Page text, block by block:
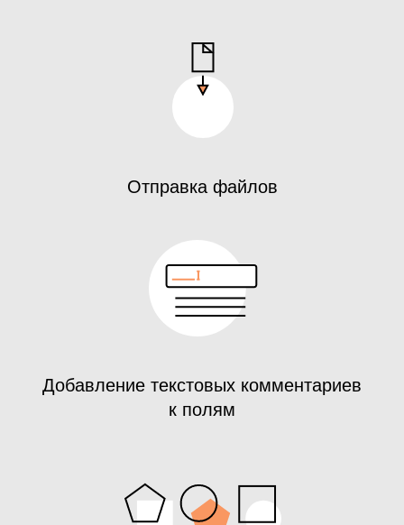
Отправка файлов
Добавление текстовых комментариев
к полям